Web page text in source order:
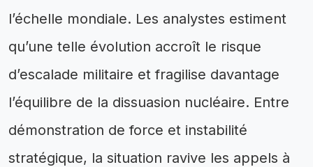
l’échelle mondiale. Les analystes estiment
qu’une telle évolution accroît le risque
d’escalade militaire et fragilise davantage
l’équilibre de la dissuasion nucléaire. Entre
démonstration de force et instabilité
stratégique, la situation ravive les appels à